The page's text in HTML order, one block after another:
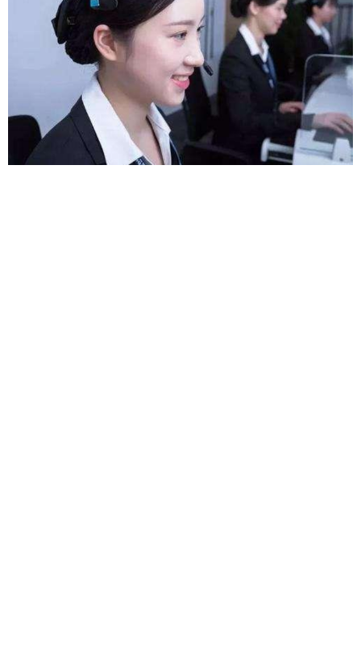
20 元 50 元 自定义
¥
您没有权限发布内容，请购买会员或者提升权
限。
6位以上